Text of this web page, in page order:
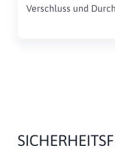
Verschluss und